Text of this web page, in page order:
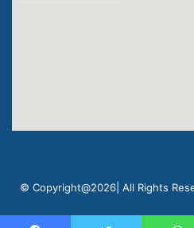
© Copyright@2026| All Rights